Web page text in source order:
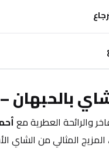
– 25 فتلة
والرائحة العطرية مع